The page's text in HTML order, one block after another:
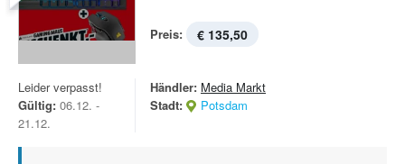
Preis: € 135,50
Leider verpasst!
Gültig: 06.12. -
21.12.
Händler: Media Markt
Stadt:
Potsdam